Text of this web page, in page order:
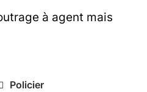
à agent mais
Policier